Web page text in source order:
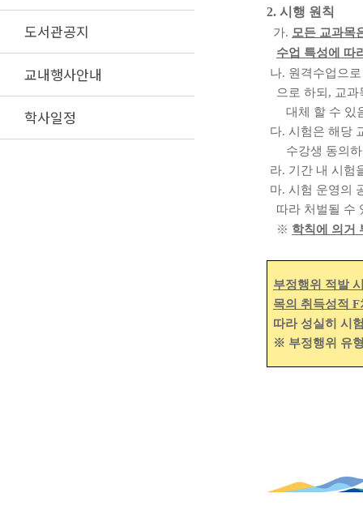
도서관공지
교내행사안내
학사일정
2. 시행 원칙
가. 모든 교과목
수업 특성에 따
나. 원격수업으
으로 하되 , 교과
대체 할 수 있
다. 시험은 해당
수강생 동의하
라. 기간 내 시험
마. 시험 운영의
따라 처벌될 수
※ 학칙에 의거
부정행위 적발
목의 취득성적 F
따라 성실히 시
※ 부정행위 유